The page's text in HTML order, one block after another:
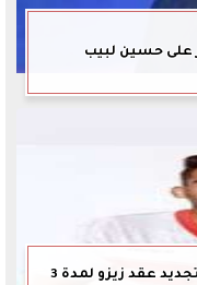
على حسين لبيب
تفاصيل العرض الأخير من الزمالك لتجديد عقد زيزو لمدة 3